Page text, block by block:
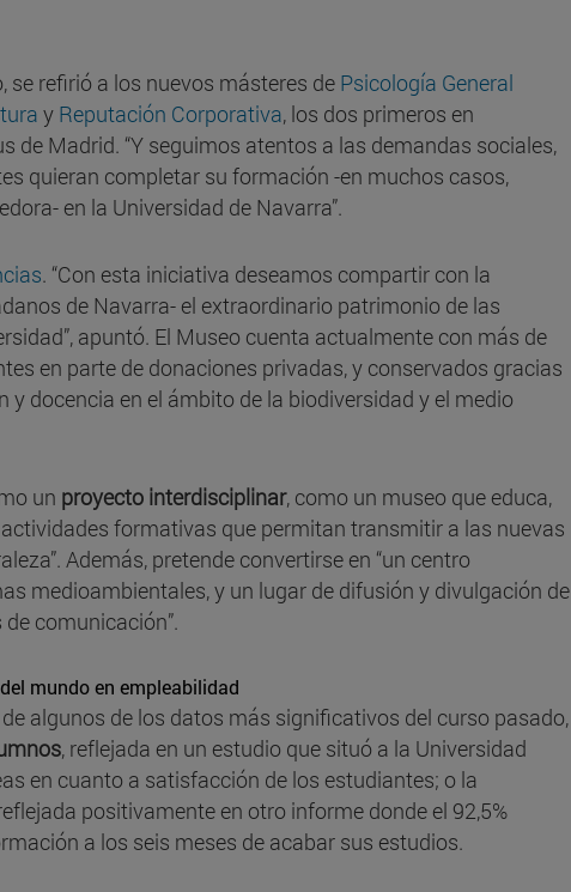
se refirió a los nuevos másteres de Psicología General
y Reputación Corporativa, los dos primeros en
de Madrid. “Y seguimos atentos a las demandas sociales,
quieran completar su formación -en muchos casos,
en la Universidad de Navarra”.
. “Con esta iniciativa deseamos compartir con la
de Navarra- el extraordinario patrimonio de las
apuntó. El Museo cuenta actualmente con más de
en parte de donaciones privadas, y conservados gracias
docencia en el ámbito de la biodiversidad y el medio
un proyecto interdisciplinar, como un museo que educa,
formativas que permitan transmitir a las nuevas
Además, pretende convertirse en “un centro
medioambientales, y un lugar de difusión y divulgación de
comunicación”.
mundo en empleabilidad
algunos de los datos más significativos del curso pasado,
, reflejada en un estudio que situó a la Universidad
en cuanto a satisfacción de los estudiantes; o la
positivamente en otro informe donde el 92,5%
a los seis meses de acabar sus estudios.